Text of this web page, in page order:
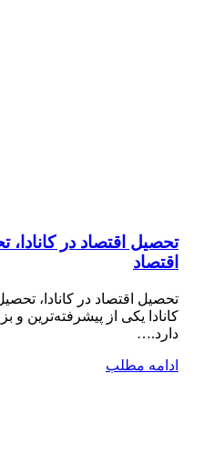
تحصیل اقتصاد در
اقتصاد
تحصیل اقتصاد در کانادا،
کانادا یکی از پیشرفته‌ترین و
دارد.…
ادامه مطلب